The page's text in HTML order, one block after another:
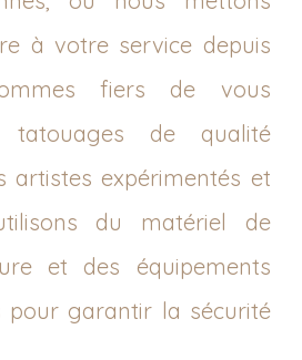
à votre service depuis
fiers de vous
tatouages ​​de qualité
artistes expérimentés et
du matériel de
et des équipements
pour garantir la sécurité